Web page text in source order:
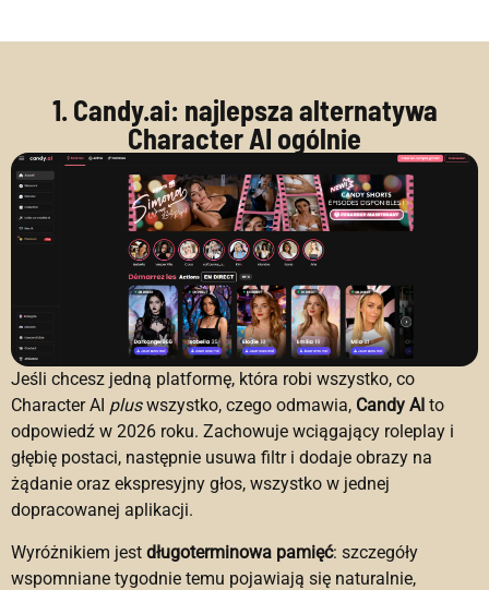
1. Candy.ai: najlepsza alternatywa
Character AI ogólnie
Jeśli chcesz jedną platformę, która robi wszystko, co
Character AI pluswszystko, czego odmawia, Candy AI to
odpowiedź w 2026 roku. Zachowuje wciągający roleplay i
głębię postaci, następnie usuwa filtr i dodaje obrazy na
żądanie oraz ekspresyjny głos, wszystko w jednej
dopracowanej aplikacji.
Wyróżnikiem jest długoterminowa pamięć: szczegóły
wspomniane tygodnie temu pojawiają się naturalnie,